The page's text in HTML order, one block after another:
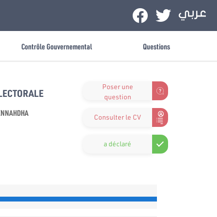
Contrôle Gouvernemental Questions
Poser une
question
Consulter le CV
a déclaré